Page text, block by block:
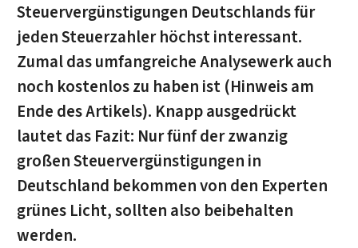
Steu­er­ver­güns­ti­gungen Deutschlands für
jeden Steuerzahler höchst interessant.
Zumal das umfangreiche Analysewerk auch
noch kostenlos zu haben ist (Hinweis am
Ende des Artikels). Knapp ausgedrückt
lautet das Fazit: Nur fünf der zwanzig
großen Steuervergünstigungen in
Deutschland bekommen von den Experten
grünes Licht, sollten also beibehalten
werden.